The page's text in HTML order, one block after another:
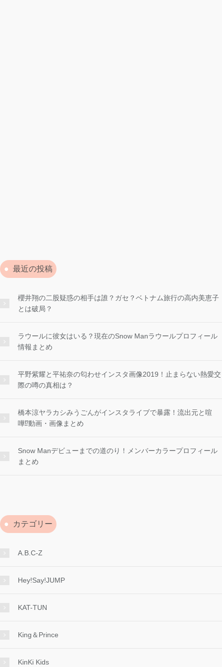
最近の投稿
櫻井翔の二股疑惑の相手は誰？ガセ？ベトナム旅行の高内美恵子
とは破局？
ラウールに彼女はいる？現在のSnow Manラウールプロフィール
情報まとめ
平野紫耀と平祐奈の匂わせインスタ画像2019！止まらない熱愛交
際の噂の真相は？
橋本涼ヤラカシみうごんがインスタライブで暴露！流出元と喧
嘩⁉︎動画・画像まとめ
Snow Manデビューまでの道のり！メンバーカラープロフィール
まとめ
カテゴリー
A.B.C-Z
Hey!Say!JUMP
KAT-TUN
King＆Prince
KinKi Kids